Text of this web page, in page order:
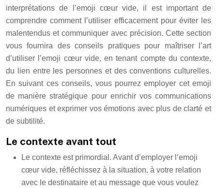
interprétations de l’emoji cœur vide, il est important de
comprendre comment l’utiliser efficacement pour éviter les
malentendus et communiquer avec précision. Cette section
vous fournira des conseils pratiques pour maîtriser l’art
d’utiliser l’emoji cœur vide, en tenant compte du contexte,
du lien entre les personnes et des conventions culturelles.
En suivant ces conseils, vous pourrez employer cet emoji
de manière stratégique pour enrichir vos communications
numériques et exprimer vos émotions avec plus de clarté et
de subtilité.
Le contexte avant tout
Le contexte est primordial. Avant d’employer l’emoji
cœur vide, réfléchissez à la situation, à votre relation
avec le destinataire et au message que vous voulez